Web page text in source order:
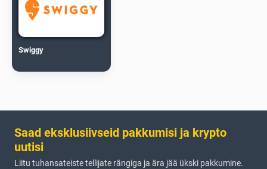
Swiggy
Saad eksklusiivseid pakkumisi ja krypto
uutisi
Liitu tuhansateiste tellijate rängiga ja ära jää ükski pakkumine.